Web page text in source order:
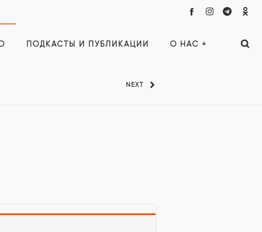
ПОДКАСТЫ И ПУБЛИКАЦИИ О НАС +
NEXT